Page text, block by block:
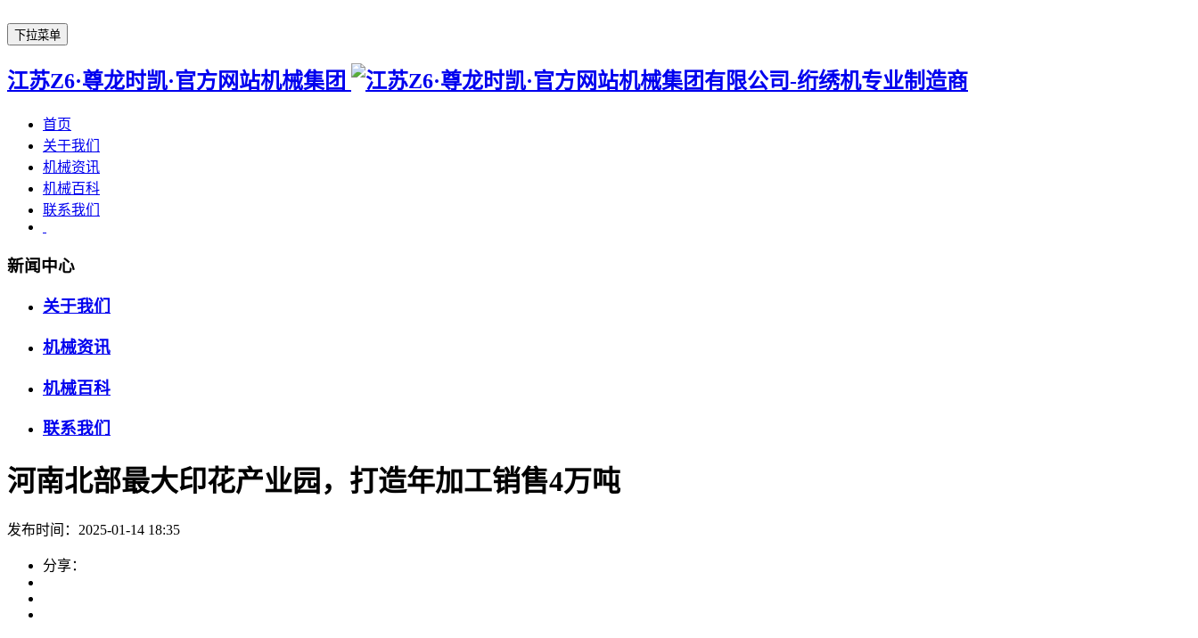
下拉菜单
江苏Z6·尊龙时凯·官方网站机械集团
首页
关于我们
机械资讯
机械百科
联系我们
新闻中心
关于我们
机械资讯
机械百科
联系我们
河南北部最大印花产业园，打造年加工销售4万吨
发布时间：2025-01-14 18:35
分享：